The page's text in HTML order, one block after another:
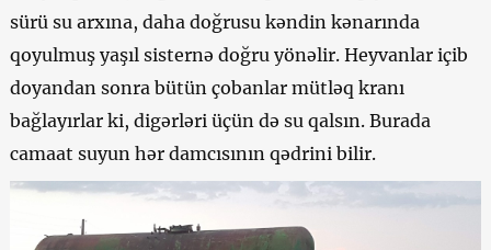
sürü su arxına, daha doğrusu kəndin kənarında
qoyulmuş yaşıl sisternə doğru yönəlir. Heyvanlar içib
doyandan sonra bütün çobanlar mütləq kranı
bağlayırlar ki, digərləri üçün də su qalsın. Burada
camaat suyun hər damcısının qədrini bilir.